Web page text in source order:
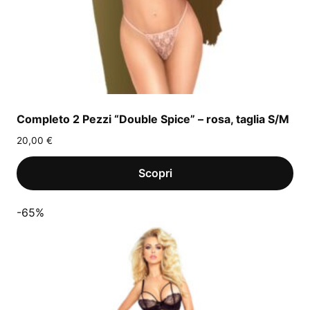
Completo 2 Pezzi “Double Spice” – rosa, taglia S/M
20,00 €
-65%